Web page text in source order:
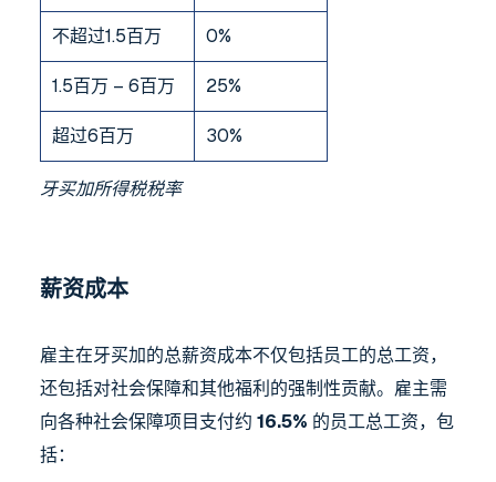
不超过1.5百万 0%
1.5百万 – 6百万 25%
超过6百万 30%
牙买加所得税税率
薪资成本
雇主在牙买加的总薪资成本不仅包括员工的总工资，
还包括对社会保障和其他福利的强制性贡献。雇主需
向各种社会保障项目支付约 16.5% 的员工总工资，包
括：